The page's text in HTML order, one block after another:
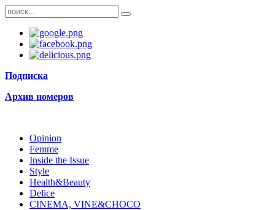
Подписка
Архив номеров
Opinion
Femme
Inside the Issue
Style
Health&Beauty
Delice
CINEMA, VINE&CHOCO